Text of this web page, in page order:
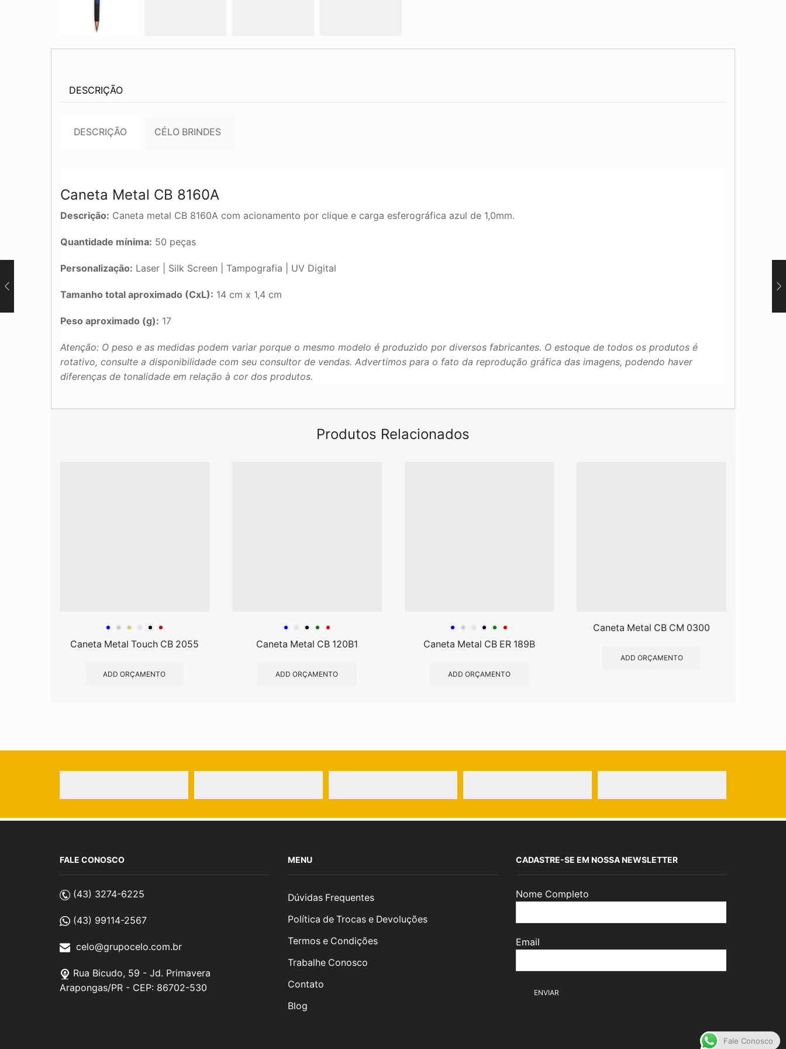
DESCRIÇÃO
DESCRIÇÃO CÉLO BRINDES
Caneta Metal CB 8160A
Descrição: Caneta metal CB 8160A com acionamento por clique e carga esferográfica azul de 1,0mm.
Quantidade mínima: 50 peças
Personalização: Laser | Silk Screen | Tampografia | UV Digital
Tamanho total aproximado (CxL): 14 cm x 1,4 cm
Peso aproximado (g): 17
Atenção: O peso e as medidas podem variar porque o mesmo modelo é produzido por diversos fabricantes. O estoque de todos os produtos é
rotativo, consulte a disponibilidade com seu consultor de vendas. Advertimos para o fato da reprodução gráfica das imagens, podendo haver
diferenças de tonalidade em relação à cor dos produtos.
Produtos Relacionados
Caneta Metal Touch CB 2055
ADD ORÇAMENTO
Caneta Metal CB 120B1
ADD ORÇAMENTO
Caneta Metal CB ER 189B
ADD ORÇAMENTO
Caneta Metal CB CM 0300
ADD ORÇAMENTO
FALE CONOSCO
(43) 3274-6225
(43) 99114-2567
celo@grupocelo.com.br
Rua Bicudo, 59 - Jd. Primavera
Arapongas/PR - CEP: 86702-530
MENU
Dúvidas Frequentes
Política de Trocas e Devoluções
Termos e Condições
Trabalhe Conosco
Contato
Blog
CADASTRE-SE EM NOSSA NEWSLETTER
Nome Completo
Email
Fale Conosco